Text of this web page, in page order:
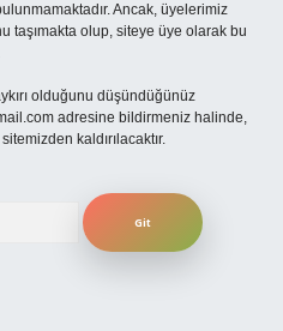
Ancak, üyelerimiz
taşımakta olup, siteye üye olarak bu
olduğunu düşündüğünüz
adresine bildirmeniz halinde,
kaldırılacaktır.